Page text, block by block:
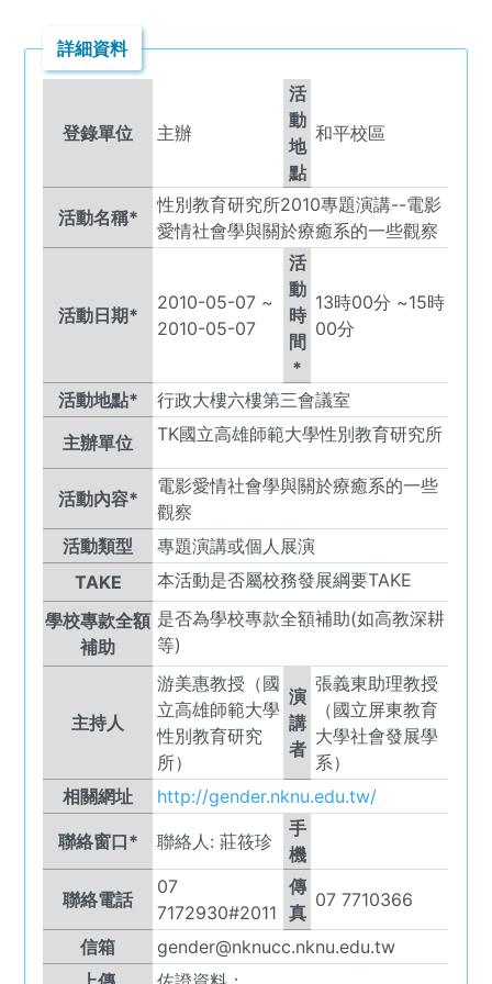
詳細資料
登錄單位 主辦
活
動
地
點
和平校區
活動名稱*
性別教育研究所2010專題演講--電影
愛情社會學與關於療癒系的一些觀察
活動日期*
2010-05-07 ~
2010-05-07
活
動
時
間
*
13時00 分 ~15時
00分
活動地點*
行政大樓六樓第三會議室
主辦單位
TK國立高雄師範大學性別教育研究所
活動內容*
電影愛情社會學與關於療癒系的一些
觀察
活動類型
專題演講或個人展演
TAKE
本活動是否屬校務發展綱要TAKE
學校專款全額
補助
是否為學校專款全額補助(如高教深耕
等)
主持人
游美惠教授（國
立高雄師範大學
性別教育研究
所）
演
講
者
張義東助理教授
（國立屏東教育
大學社會發展學
系）
相關網址
http://gender.nknu.edu.tw/
聯絡窗口* 聯絡人: 莊筱珍
手
機
聯絡電話
07
7172930#2011
傳
真
07 7710366
信箱
gender@nknucc.nknu.edu.tw